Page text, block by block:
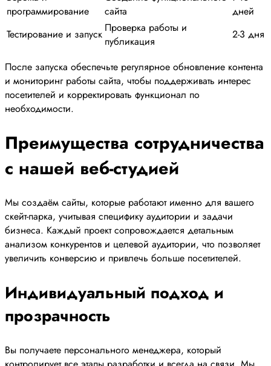
программирование
сайта
дней
Тестирование и запуск Проверка работы и
публикация
2-3 дня
После запуска обеспечьте регулярное обновление контента
и мониторинг работы сайта, чтобы поддерживать интерес
посетителей и корректировать функционал по
необходимости.
Преимущества сотрудничества
с нашей веб-студией
Мы создаём сайты, которые работают именно для вашего
скейт-парка, учитывая специфику аудитории и задачи
бизнеса. Каждый проект сопровождается детальным
анализом конкурентов и целевой аудитории, что позволяет
увеличить конверсию и привлечь больше посетителей.
Индивидуальный подход и
прозрачность
Вы получаете персонального менеджера, который